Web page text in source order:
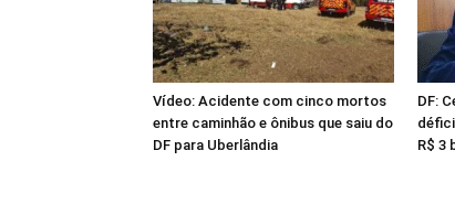
Vídeo: Acidente com cinco mortos
entre caminhão e ônibus que saiu do
DF para Uberlândia
DF:
R$ 3